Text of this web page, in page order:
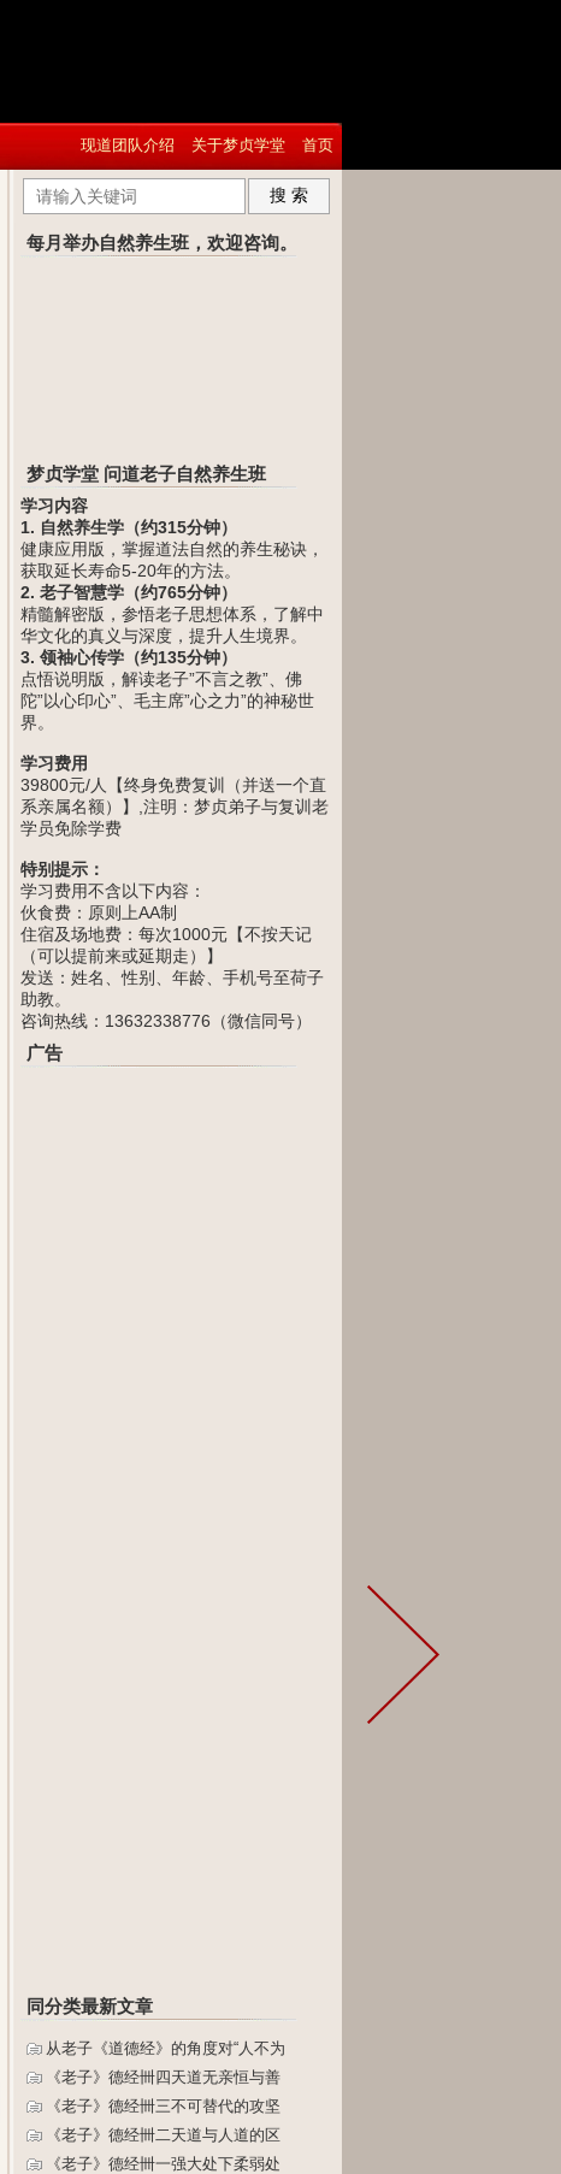
首页
关于梦贞学堂
现道团队介绍
搜 索
每月举办自然养生班，欢迎咨询。
梦贞学堂 问道老子自然养生班
学习内容
1. 自然养生学（约315分钟）
健康应用版，掌握道法自然的养生秘诀，
获取延长寿命5-20年的方法。
2. 老子智慧学（约765分钟）
精髓解密版，参悟老子思想体系，了解中
华文化的真义与深度，提升人生境界。
3. 领袖心传学（约135分钟）
点悟说明版，解读老子”不言之教”、佛
陀”以心印心”、毛主席”心之力”的神秘世
界。
学习费用
39800元/人【终身免费复训（并送一个直
系亲属名额）】,注明：梦贞弟子与复训老
学员免除学费
特别提示：
学习费用不含以下内容：
伙食费：原则上AA制
住宿及场地费：每次1000元【不按天记
（可以提前来或延期走）】
发送：姓名、性别、年龄、手机号至荷子
助教。
咨询热线：13632338776（微信同号）
广告
同分类最新文章
从老子《道德经》的角度对“人不为
《老子》德经卌四天道无亲恒与善
《老子》德经卌三不可替代的攻坚
《老子》德经卌二天道与人道的区
《老子》德经卌一强大处下柔弱处